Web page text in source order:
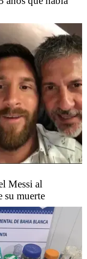
Messi al
su muerte